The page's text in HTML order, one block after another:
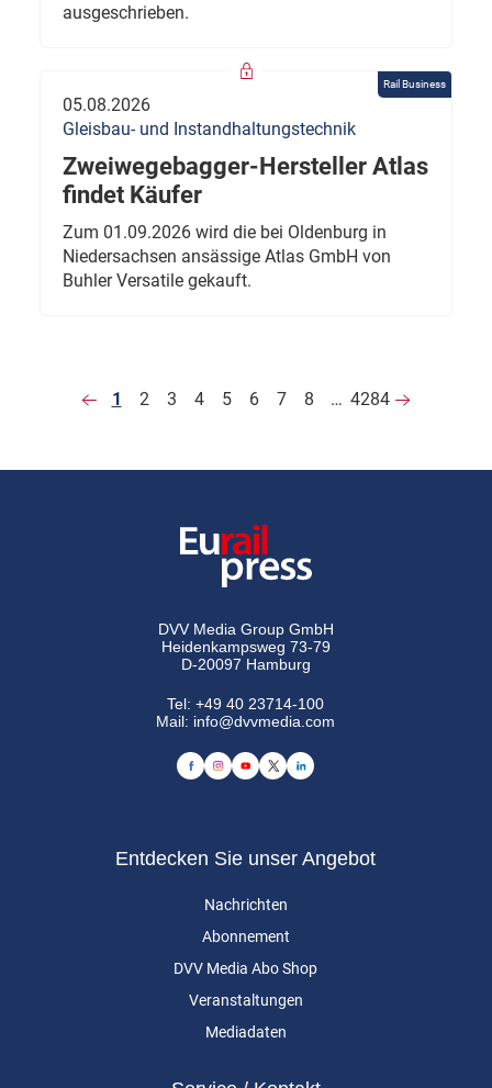
ausgeschrieben.
Rail Business
05.08.2026
Gleisbau- und Instandhaltungstechnik
Zweiwegebagger-Hersteller Atlas
findet Käufer
Zum 01.09.2026 wird die bei Oldenburg in
Niedersachsen ansässige Atlas GmbH von
Buhler Versatile gekauft.
1 2 3 4 5 6 7 8 … 4284
DVV Media Group GmbH
Heidenkampsweg 73-79
D-20097 Hamburg
Tel:+49 40 23714-100
Mail: info@dvvmedia.com
Entdecken Sie unser Angebot
Nachrichten
Abonnement
DVV Media Abo Shop
Veranstaltungen
Mediadaten